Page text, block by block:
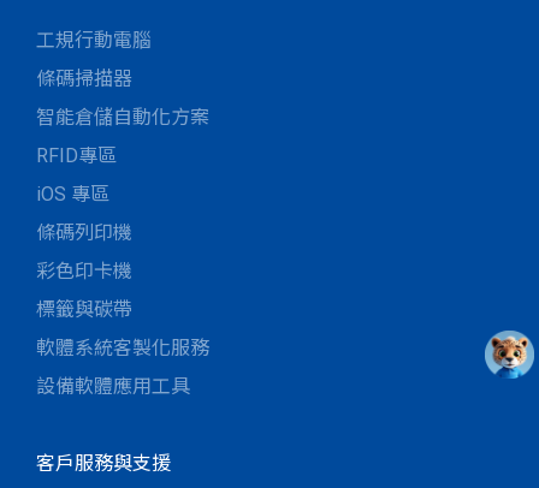
工規行動電腦
條碼掃描器
智能倉儲自動化方案
RFID專區
iOS 專區
條碼列印機
彩色印卡機
標籤與碳帶
軟體系統客製化服務
設備軟體應用工具
客戶服務與支援